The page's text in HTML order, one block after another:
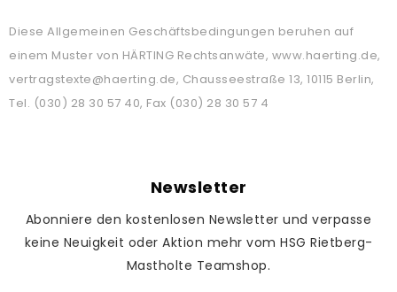
Diese Allgemeinen Geschäftsbedingungen beruhen auf
einem Muster von HÄRTING Rechtsanwäte, www.haerting.de,
vertragstexte@haerting.de, Chausseestraße 13, 10115 Berlin,
Tel. (030) 28 30 57 40, Fax (030) 28 30 57 4
Newsletter
Abonniere den kostenlosen Newsletter und verpasse
keine Neuigkeit oder Aktion mehr vom HSG Rietberg-
Mastholte Teamshop.